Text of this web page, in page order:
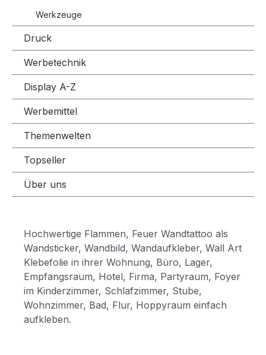
Werkzeuge
Druck
Werbetechnik
Display A-Z
Werbemittel
Themenwelten
Topseller
Über uns
Hochwertige Flammen, Feuer Wandtattoo als
Wandsticker, Wandbild, Wandaufkleber, Wall Art
Klebefolie in ihrer Wohnung, Büro, Lager,
Empfangsraum, Hotel, Firma, Partyraum, Foyer
im Kinderzimmer, Schlafzimmer, Stube,
Wohnzimmer, Bad, Flur, Hoppyraum einfach
aufkleben.